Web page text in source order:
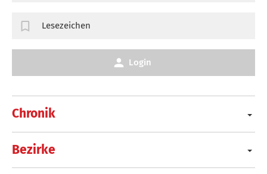
Chronik
Bezirke
Lesezeichen
Login